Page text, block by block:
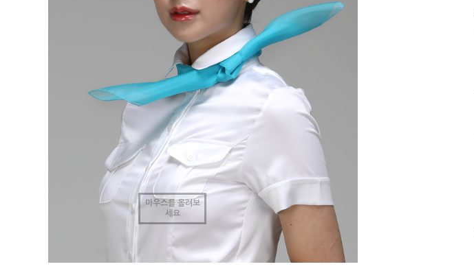
마우스를 올려보
세요